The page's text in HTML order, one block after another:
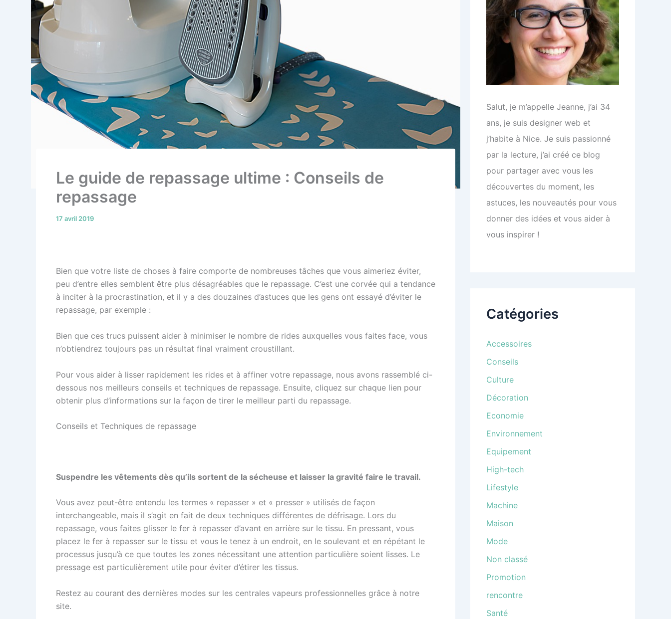
Le guide de repassage ultime : Conseils de
repassage
17 avril 2019
Bien que votre liste de choses à faire comporte de nombreuses tâches que vous aimeriez éviter,
peu d’entre elles semblent être plus désagréables que le repassage. C’est une corvée qui a tendance
à inciter à la procrastination, et il y a des douzaines d’astuces que les gens ont essayé d’éviter le
repassage, par exemple :
Bien que ces trucs puissent aider à minimiser le nombre de rides auxquelles vous faites face, vous
n’obtiendrez toujours pas un résultat final vraiment croustillant.
Pour vous aider à lisser rapidement les rides et à affiner votre repassage, nous avons rassemblé ci-
dessous nos meilleurs conseils et techniques de repassage. Ensuite, cliquez sur chaque lien pour
obtenir plus d’informations sur la façon de tirer le meilleur parti du repassage.
Conseils et Techniques de repassage
Suspendre les vêtements dès qu’ils sortent de la sécheuse et laisser la gravité faire le travail.
Vous avez peut-être entendu les termes « repasser » et « presser » utilisés de façon
interchangeable, mais il s’agit en fait de deux techniques différentes de défrisage. Lors du
repassage, vous faites glisser le fer à repasser d’avant en arrière sur le tissu. En pressant, vous
placez le fer à repasser sur le tissu et vous le tenez à un endroit, en le soulevant et en répétant le
processus jusqu’à ce que toutes les zones nécessitant une attention particulière soient lisses. Le
pressage est particulièrement utile pour éviter d’étirer les tissus.
Restez au courant des dernières modes sur les centrales vapeurs professionnelles grâce à notre
site.
Salut, je m’appelle Jeanne, j’ai 34
ans, je suis designer web et
j’habite à Nice. Je suis passionné
par la lecture, j’ai créé ce blog
pour partager avec vous les
découvertes du moment, les
astuces, les nouveautés pour vous
donner des idées et vous aider à
vous inspirer !
Catégories
Accessoires
Conseils
Culture
Décoration
Economie
Environnement
Equipement
High-tech
Lifestyle
Machine
Maison
Mode
Non classé
Promotion
rencontre
Santé